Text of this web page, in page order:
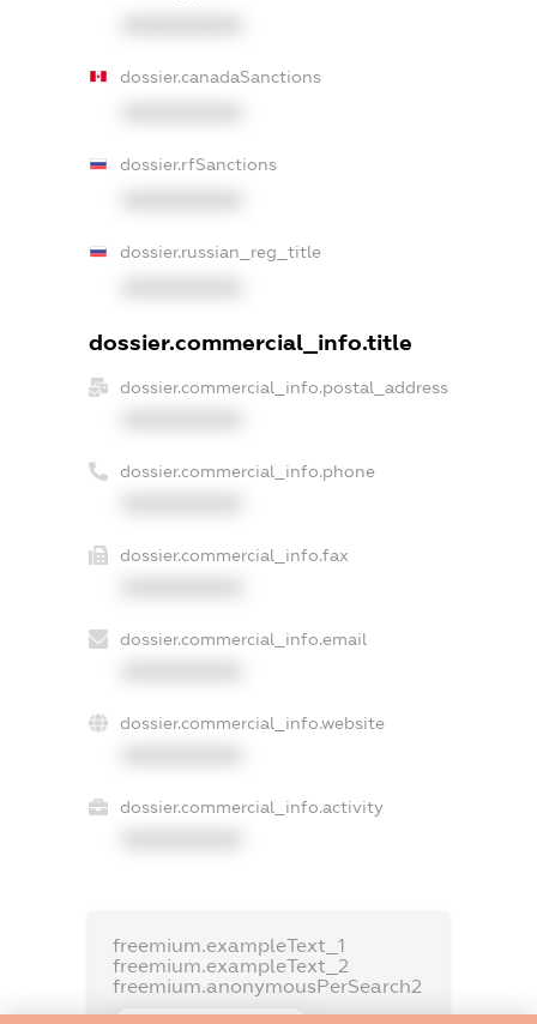
dossier.canadaSanctions
dossier.rfSanctions
dossier.russian_reg_title
dossier.commercial_info.title
dossier.commercial_info.postal_address
dossier.commercial_info.phone
dossier.commercial_info.fax
dossier.commercial_info.email
dossier.commercial_info.website
dossier.commercial_info.activity
freemium.exampleText_1
freemium.exampleText_2
freemium.anonymousPerSearch2